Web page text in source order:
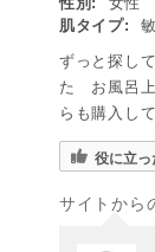
肌タイプ:
ずっと探し
た お風呂上
らも購入し
役に立っ
サイトから